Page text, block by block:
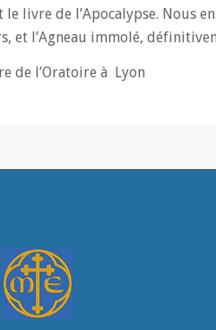
livre de l’Apocalypse. Nous
et l’Agneau immolé,
de l’Oratoire à Lyon